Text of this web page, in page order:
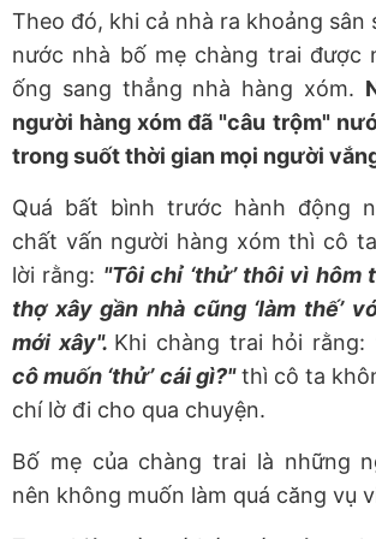
Theo đó, khi cả nhà ra khoảng sân
nước nhà bố mẹ chàng trai được
ống sang thẳng nhà hàng xóm.
người hàng xóm đã "câu trộm"
trong suốt thời gian mọi người
Quá bất bình trước hành động
chất vấn người hàng xóm thì cô
lời rằng: "Tôi chỉ ‘thử’ thôi vì
thợ xây gần nhà cũng ‘làm thế’
mới xây". Khi chàng trai hỏi rằng:
cô muốn ‘thử’ cái gì?"thì cô ta
chí lờ đi cho qua chuyện.
Bố mẹ của chàng trai là những
nên không muốn làm quá căng vụ